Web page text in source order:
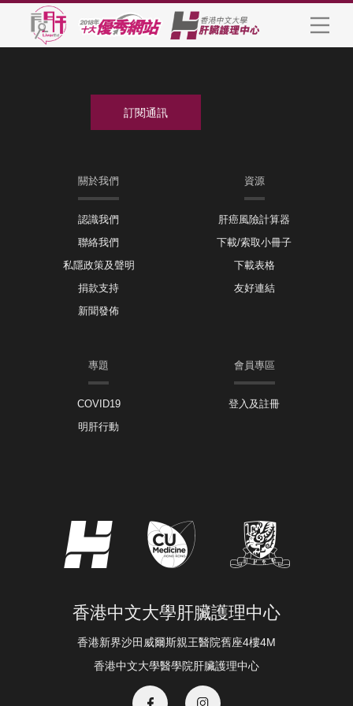
關於我們
認識我們
聯絡我們
私隱政策及聲明
捐款支持
新聞發佈
資源
肝癌風險計算器
下載/索取小冊子
下載表格
友好連結
專題
COVID19
明肝行動
會員專區
登入及註冊
香港中文大學肝臟護理中心
香港新界沙田威爾斯親王醫院舊座4樓4M
香港中文大學醫學院肝臟護理中心